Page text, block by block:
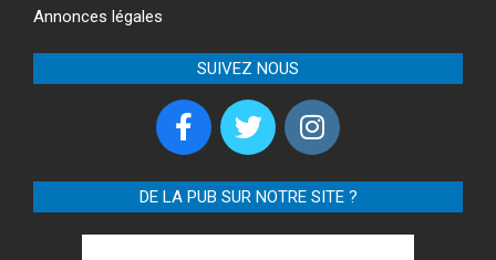
Annonces légales
SUIVEZ NOUS
DE LA PUB SUR NOTRE SITE ?